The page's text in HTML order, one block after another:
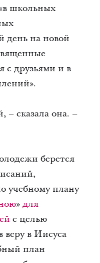
школьных
день на новой
с друзьями и в
– сказала она. –
берется
учебному плану
»для
с целью
веру в Иисуса
план